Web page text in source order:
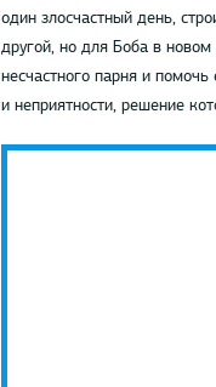
один злосчастный день,
другой, но для Боба в новом
несчастного парня и
и неприятности, решение